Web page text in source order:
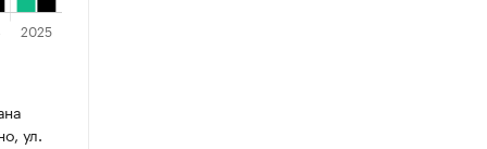
ул.